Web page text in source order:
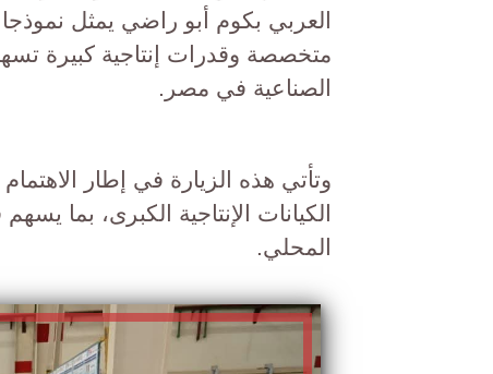
العربي بكوم أبو راضي يمثل
متخصصة وقدرات إنتاجية كبيرة
الصناعية في مصر.
وتأتي هذه الزيارة في إطار
الكيانات الإنتاجية الكبرى، بما
المحلي.